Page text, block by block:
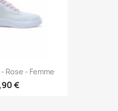
Rose - Femme
€